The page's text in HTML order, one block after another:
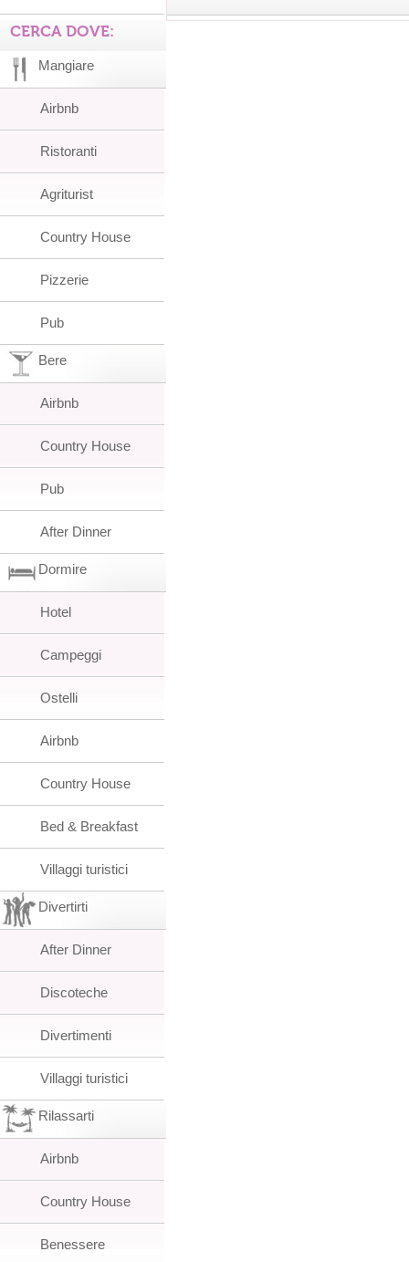
CERCA DOVE:
Mangiare
Airbnb
Ristoranti
Agriturist
Country House
Pizzerie
Pub
Bere
Airbnb
Country House
Pub
After Dinner
Dormire
Hotel
Campeggi
Ostelli
Airbnb
Country House
Bed & Breakfast
Villaggi turistici
Divertirti
After Dinner
Discoteche
Divertimenti
Villaggi turistici
Rilassarti
Airbnb
Country House
Benessere